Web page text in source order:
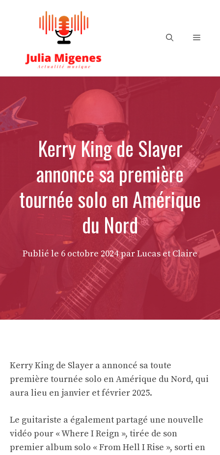
Menu
Kerry King de Slayer
annonce sa première
tournée solo en Amérique
du Nord
Publié le 6 octobre 2024 par Lucas et Claire
Kerry King de Slayer a annoncé sa toute
première tournée solo en Amérique du Nord, qui
aura lieu en janvier et février 2025.
Le guitariste a également partagé une nouvelle
vidéo pour « Where I Reign », tirée de son
premier album solo « From Hell I Rise », sorti en